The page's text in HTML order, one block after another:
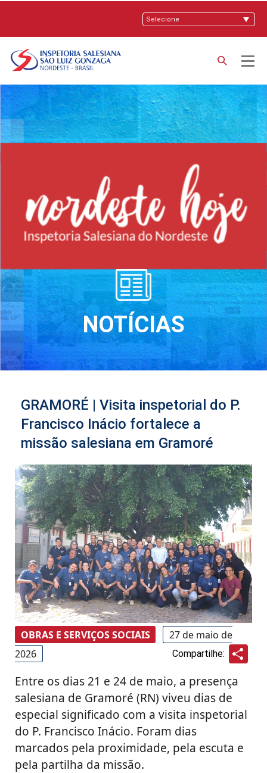
NOTÍCIAS
GRAMORÉ | Visita inspetorial do P.
Francisco Inácio fortalece a
missão salesiana em Gramoré
OBRAS E SERVIÇOS SOCIAIS
27 de maio de
2026
Compartilhe:
Entre os dias 21 e 24 de maio, a presença
salesiana de Gramoré (RN) viveu dias de
especial significado com a visita inspetorial
do P. Francisco Inácio. Foram dias
marcados pela proximidade, pela escuta e
pela partilha da missão.